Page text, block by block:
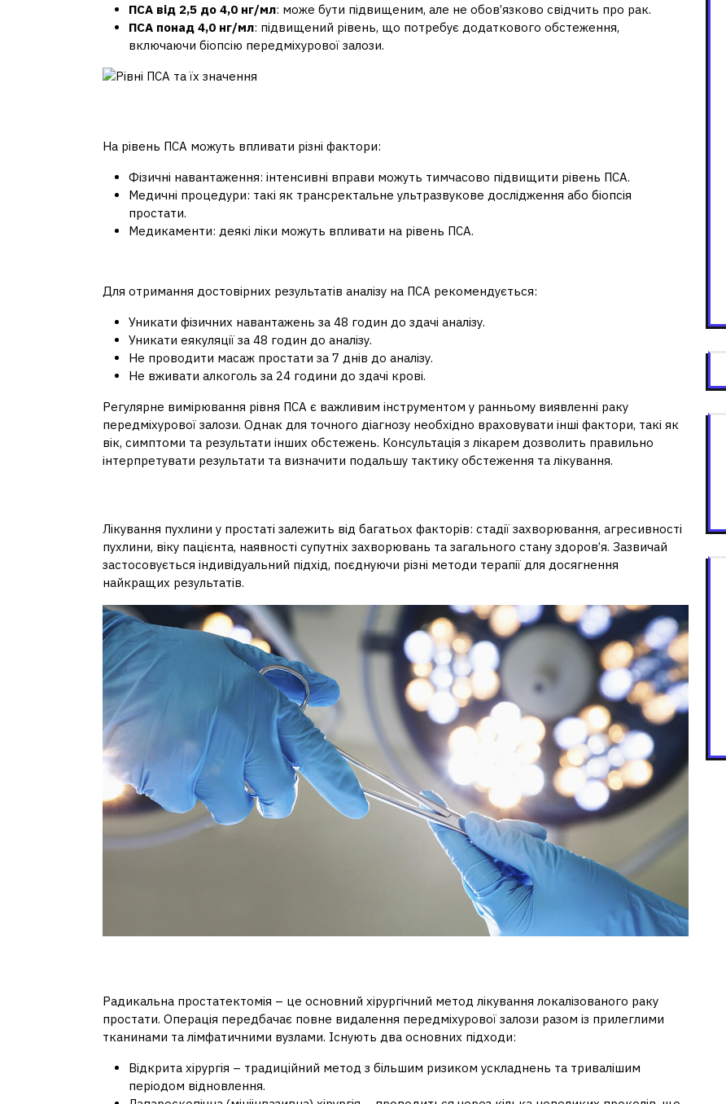
ПСА від 2,5 до 4,0 нг/мл: може бути підвищеним, але не обов’язково свідчить про рак.
ПСА понад 4,0 нг/мл: підвищений рівень, що потребує додаткового обстеження,
включаючи біопсію передміхурової залози.
На рівень ПСА можуть впливати різні фактори:
Фізичні навантаження: інтенсивні вправи можуть тимчасово підвищити рівень ПСА.
Медичні процедури: такі як трансректальне ультразвукове дослідження або біопсія
простати.
Медикаменти: деякі ліки можуть впливати на рівень ПСА.
Для отримання достовірних результатів аналізу на ПСА рекомендується:
Уникати фізичних навантажень за 48 годин до здачі аналізу.
Уникати еякуляції за 48 годин до аналізу.
Не проводити масаж простати за 7 днів до аналізу.
Не вживати алкоголь за 24 години до здачі крові.
Регулярне вимірювання рівня ПСА є важливим інструментом у ранньому виявленні раку
передміхурової залози. Однак для точного діагнозу необхідно враховувати інші фактори, такі як
вік, симптоми та результати інших обстежень. Консультація з лікарем дозволить правильно
інтерпретувати результати та визначити подальшу тактику обстеження та лікування.
Лікування пухлини у простаті залежить від багатьох факторів: стадії захворювання, агресивності
пухлини, віку пацієнта, наявності супутніх захворювань та загального стану здоров’я. Зазвичай
застосовується індивідуальний підхід, поєднуючи різні методи терапії для досягнення
найкращих результатів.
Радикальна простатектомія – це основний хірургічний метод лікування локалізованого раку
простати. Операція передбачає повне видалення передміхурової залози разом із прилеглими
тканинами та лімфатичними вузлами. Існують два основних підходи:
Відкрита хірургія – традиційний метод з більшим ризиком ускладнень та тривалішим
періодом відновлення.